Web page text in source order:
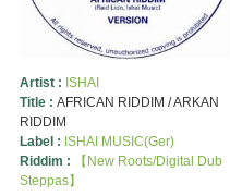
Artist : ISHAI
Title : AFRICAN RIDDIM / ARKAN
RIDDIM
Label : ISHAI MUSIC(Ger)
Riddim :
【New Roots/Digital Dub
Steppas】